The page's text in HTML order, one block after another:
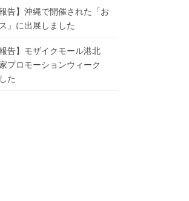
告】沖縄で開催された「お
」に出展しました
告】モザイクモール港北
プロモーションウィーク
た